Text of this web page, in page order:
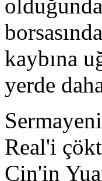
kaybına
yerde
Real'i
Çin'in